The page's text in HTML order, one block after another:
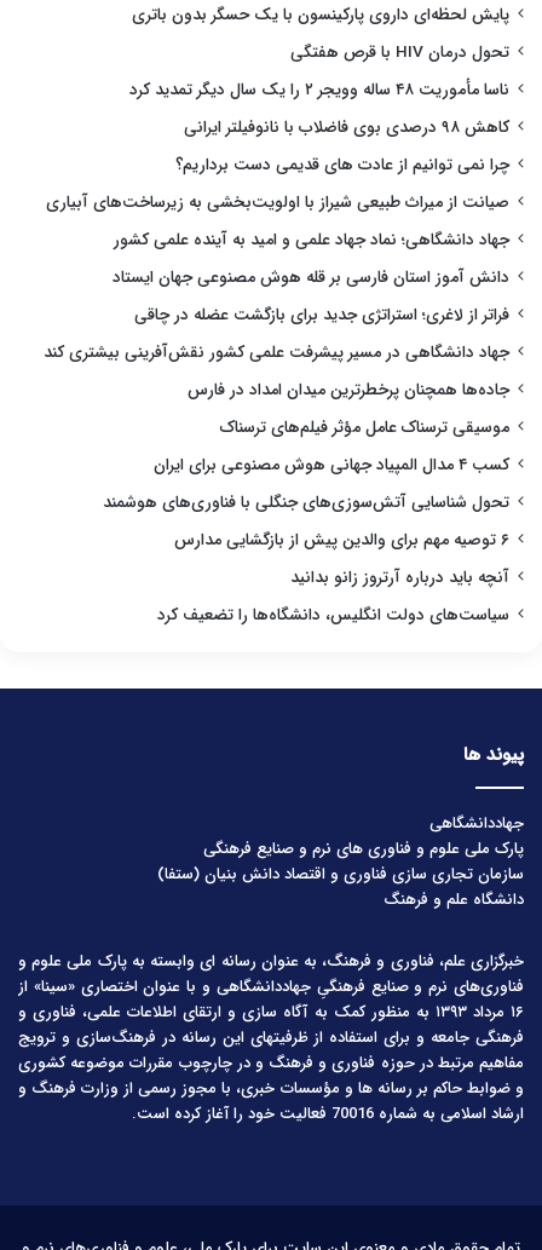
پایش لحظه‌ای داروی پارکینسون با یک حسگر بدون باتری
تحول درمان HIV با قرص هفتگی
ناسا مأموریت ۴۸ ساله وویجر ۲ را یک سال دیگر تمدید کرد
کاهش ۹۸ درصدی بوی فاضلاب با نانوفیلتر ایرانی
چرا نمی توانیم از عادت های قدیمی دست برداریم؟
صیانت از میراث طبیعی شیراز با اولویت‌بخشی به زیرساخت‌های آبیاری
جهاد دانشگاهی؛ نماد جهاد علمی و امید به آینده علمی کشور
دانش آموز استان فارسی بر قله هوش مصنوعی جهان ایستاد
فراتر از لاغری؛ استراتژی جدید برای بازگشت عضله در چاقی
جهاد دانشگاهی در مسیر پیشرفت علمی کشور نقش‌آفرینی بیشتری کند
جاده‌ها همچنان پرخطرترین میدان امداد در فارس
موسیقی ترسناک عامل مؤثر فیلم‌های ترسناک
کسب ۴ مدال المپیاد جهانی هوش مصنوعی برای ایران
تحول شناسایی آتش‌سوزی‌های جنگلی با فناوری‌های هوشمند
۶ توصیه مهم برای والدین پیش از بازگشایی مدارس
آنچه باید درباره آرتروز زانو بدانید
سیاست‌های دولت انگلیس، دانشگاه‌ها را تضعیف کرد
پیوند ها
جهاددانشگاهی
پارک ملی علوم و فناوری های نرم و صنایع فرهنگی
سازمان تجاری سازی فناوری و اقتصاد دانش بنیان (ستفا)
دانشگاه علم و فرهنگ
خبرگزاری علم، فناوری و فرهنگ، به عنوان رسانه ای وابسته به پارک ملی علوم و
فناوری‌های نرم و صنایع فرهنگیِ جهاددانشگاهی و با عنوان اختصاری «سینا» از
۱۶ مرداد ۱۳۹۳ به منظور کمک به آگاه سازی و ارتقای اطلاعات علمی، فناوری و
فرهنگی جامعه و برای استفاده از ظرفیتهای این رسانه در فرهنگ‌سازی و ترویج
مفاهیم مرتبط در حوزه فناوری و فرهنگ و در چارچوب مقررات موضوعه کشوری
و ضوابط حاکم بر رسانه ها و مؤسسات خبری، با مجوز رسمی از وزارت فرهنگ و
ارشاد اسلامی به شماره 70016 فعالیت خود را آغاز کرده است.